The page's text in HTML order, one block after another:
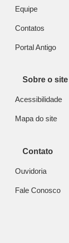
Equipe
Contatos
Portal Antigo
Sobre o site
Acessibilidade
Mapa do site
Contato
Ouvidoria
Fale Conosco